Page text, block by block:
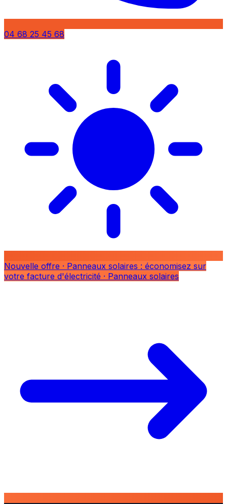
04 68 25 45 68
Nouvelle offre · Panneaux solaires : économisez sur
votre facture d'électricité · Panneaux solaires